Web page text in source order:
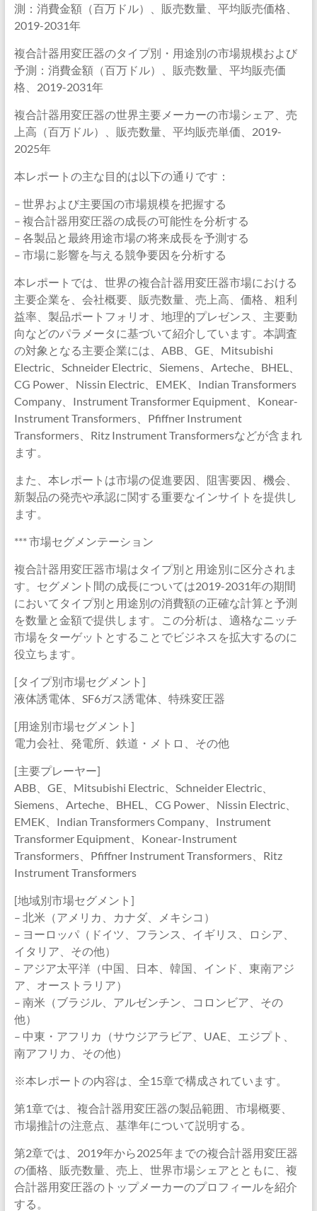
測：消費金額（百万ドル）、販売数量、平均販売価格、
2019-2031年
複合計器用変圧器のタイプ別・用途別の市場規模および
予測：消費金額（百万ドル）、販売数量、平均販売価
格、2019-2031年
複合計器用変圧器の世界主要メーカーの市場シェア、売
上高（百万ドル）、販売数量、平均販売単価、2019-
2025年
本レポートの主な目的は以下の通りです：
– 世界および主要国の市場規模を把握する
– 複合計器用変圧器の成長の可能性を分析する
– 各製品と最終用途市場の将来成長を予測する
– 市場に影響を与える競争要因を分析する
本レポートでは、世界の複合計器用変圧器市場における
主要企業を、会社概要、販売数量、売上高、価格、粗利
益率、製品ポートフォリオ、地理的プレゼンス、主要動
向などのパラメータに基づいて紹介しています。本調査
の対象となる主要企業には、ABB、GE、Mitsubishi
Electric、Schneider Electric、Siemens、Arteche、BHEL、
CG Power、Nissin Electric、EMEK、Indian Transformers
Company、Instrument Transformer Equipment、Konear-
Instrument Transformers、Pfiffner Instrument
Transformers、Ritz Instrument Transformersなどが含まれ
ます。
また、本レポートは市場の促進要因、阻害要因、機会、
新製品の発売や承認に関する重要なインサイトを提供し
ます。
*** 市場セグメンテーション
複合計器用変圧器市場はタイプ別と用途別に区分されま
す。セグメント間の成長については2019-2031年の期間
においてタイプ別と用途別の消費額の正確な計算と予測
を数量と金額で提供します。この分析は、適格なニッチ
市場をターゲットとすることでビジネスを拡大するのに
役立ちます。
[タイプ別市場セグメント]
液体誘電体、SF6ガス誘電体、特殊変圧器
[用途別市場セグメント]
電力会社、発電所、鉄道・メトロ、その他
[主要プレーヤー]
ABB、GE、Mitsubishi Electric、Schneider Electric、
Siemens、Arteche、BHEL、CG Power、Nissin Electric、
EMEK、Indian Transformers Company、Instrument
Transformer Equipment、Konear-Instrument
Transformers、Pfiffner Instrument Transformers、Ritz
Instrument Transformers
[地域別市場セグメント]
– 北米（アメリカ、カナダ、メキシコ）
– ヨーロッパ（ドイツ、フランス、イギリス、ロシア、
イタリア、その他）
– アジア太平洋（中国、日本、韓国、インド、東南アジ
ア、オーストラリア）
– 南米（ブラジル、アルゼンチン、コロンビア、その
他）
– 中東・アフリカ（サウジアラビア、UAE、エジプト、
南アフリカ、その他）
※本レポートの内容は、全15章で構成されています。
第1章では、複合計器用変圧器の製品範囲、市場概要、
市場推計の注意点、基準年について説明する。
第2章では、2019年から2025年までの複合計器用変圧器
の価格、販売数量、売上、世界市場シェアとともに、複
合計器用変圧器のトップメーカーのプロフィールを紹介
する。